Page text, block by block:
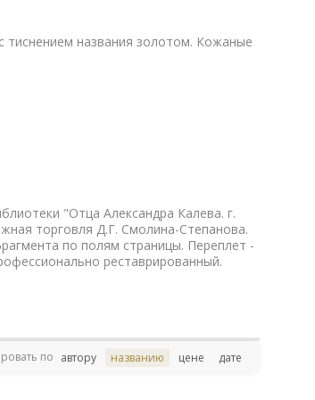
тиснением названия золотом. Кожаные
"Отца Александра Калева. г.
торговля Д.Г. Смолина-Степанова.
по полям страницы. Переплет -
реставрированный.
по автору названию цене дате